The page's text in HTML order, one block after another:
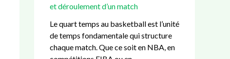
et déroulement d’un match
Le quart temps au basketball est l’unité
de temps fondamentale qui structure
chaque match. Que ce soit en NBA, en